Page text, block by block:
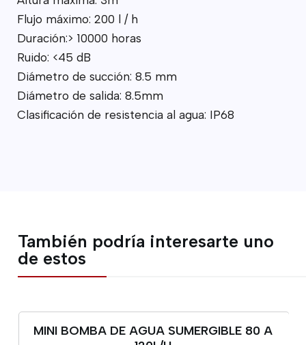
Flujo máximo: 200 l / h
Duración:> 10000 horas
Ruido: <45 dB
Diámetro de succión: 8.5 mm
Diámetro de salida: 8.5mm
Clasificación de resistencia al agua: IP68
También podría interesarte uno
de estos
MINI BOMBA DE AGUA SUMERGIBLE 80 A